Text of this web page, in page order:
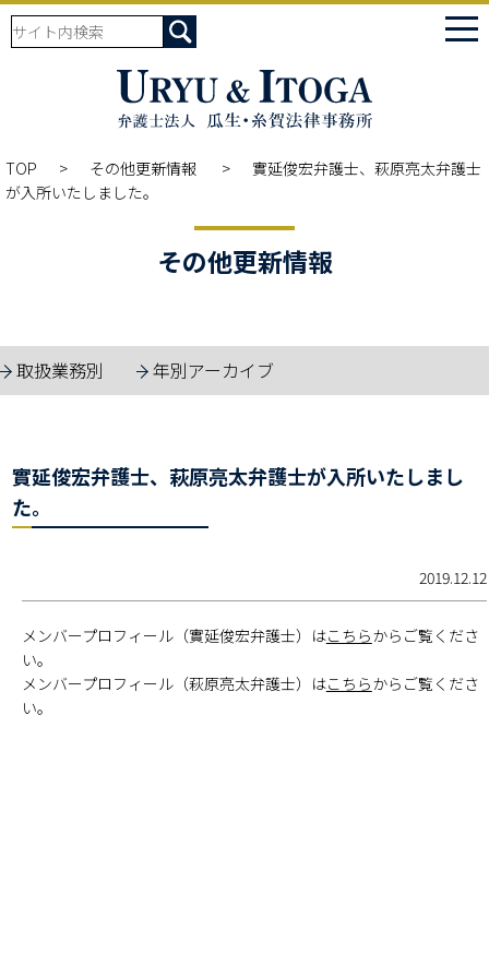
TOP その他更新情報
實延俊宏弁護士、萩原亮太弁護士
が入所いたしました。
その他更新情報
取扱業務別 年別アーカイブ
實延俊宏弁護士、萩原亮太弁護士が入所いたしまし
た。
2019.12.12
メンバープロフィール（實延俊宏弁護士）はこちらからご覧くださ
い。
メンバープロフィール（萩原亮太弁護士）はこちらからご覧くださ
い。